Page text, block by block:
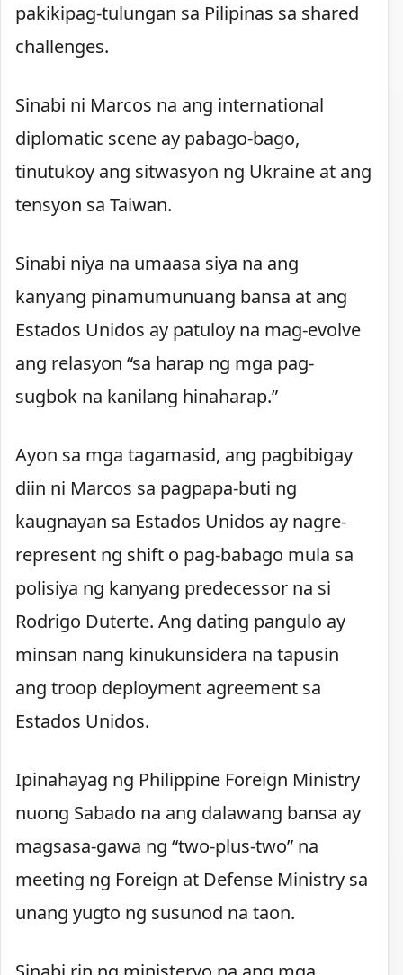
pakikipag-tulungan sa Pilipinas sa shared
challenges.
Sinabi ni Marcos na ang international
diplomatic scene ay pabago-bago,
tinutukoy ang sitwasyon ng Ukraine at ang
tensyon sa Taiwan.
Sinabi niya na umaasa siya na ang
kanyang pinamumunuang bansa at ang
Estados Unidos ay patuloy na mag-evolve
ang relasyon “sa harap ng mga pag-
sugbok na kanilang hinaharap.”
Ayon sa mga tagamasid, ang pagbibigay
diin ni Marcos sa pagpapa-buti ng
kaugnayan sa Estados Unidos ay nagre-
represent ng shift o pag-babago mula sa
polisiya ng kanyang predecessor na si
Rodrigo Duterte. Ang dating pangulo ay
minsan nang kinukunsidera na tapusin
ang troop deployment agreement sa
Estados Unidos.
Ipinahayag ng Philippine Foreign Ministry
nuong Sabado na ang dalawang bansa ay
magsasa-gawa ng “two-plus-two” na
meeting ng Foreign at Defense Ministry sa
unang yugto ng susunod na taon.